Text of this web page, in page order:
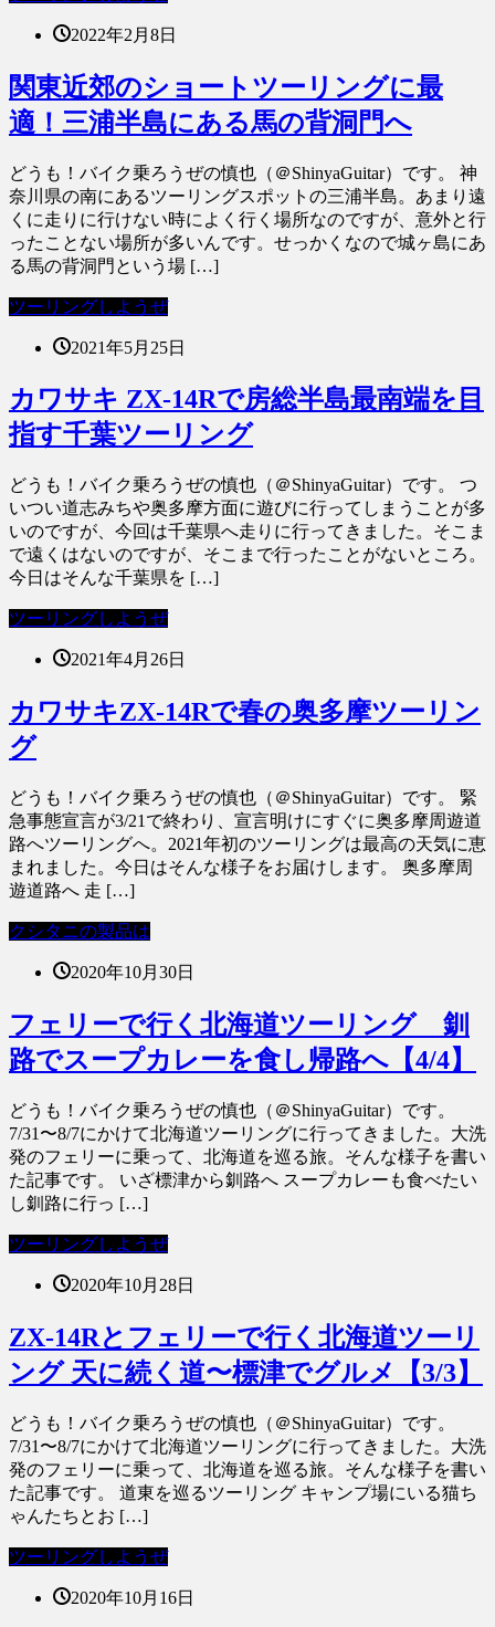
2022年2月8日
関東近郊のショートツーリングに最
適！三浦半島にある馬の背洞門へ
どうも！バイク乗ろうぜの慎也（＠ShinyaGuitar）です。 神
奈川県の南にあるツーリングスポットの三浦半島。あまり遠
くに走りに行けない時によく行く場所なのですが、意外と行
ったことない場所が多いんです。せっかくなので城ヶ島にあ
る馬の背洞門という場 […]
ツーリングしようぜ
2021年5月25日
カワサキ ZX-14Rで房総半島最南端を目
指す千葉ツーリング
どうも！バイク乗ろうぜの慎也（＠ShinyaGuitar）です。 つ
いつい道志みちや奥多摩方面に遊びに行ってしまうことが多
いのですが、今回は千葉県へ走りに行ってきました。そこま
で遠くはないのですが、そこまで行ったことがないところ。
今日はそんな千葉県を […]
ツーリングしようぜ
2021年4月26日
カワサキZX-14Rで春の奥多摩ツーリン
グ
どうも！バイク乗ろうぜの慎也（＠ShinyaGuitar）です。 緊
急事態宣言が3/21で終わり、宣言明けにすぐに奥多摩周遊道
路へツーリングへ。2021年初のツーリングは最高の天気に恵
まれました。今日はそんな様子をお届けします。 奥多摩周
遊道路へ 走 […]
クシタニの製品は
2020年10月30日
フェリーで行く北海道ツーリング 釧
路でスープカレーを食し帰路へ【4/4】
どうも！バイク乗ろうぜの慎也（＠ShinyaGuitar）です。
7/31〜8/7にかけて北海道ツーリングに行ってきました。大洗
発のフェリーに乗って、北海道を巡る旅。そんな様子を書い
た記事です。 いざ標津から釧路へ スープカレーも食べたい
し釧路に行っ […]
ツーリングしようぜ
2020年10月28日
ZX-14Rとフェリーで行く北海道ツーリ
ング 天に続く道〜標津でグルメ【3/3】
どうも！バイク乗ろうぜの慎也（＠ShinyaGuitar）です。
7/31〜8/7にかけて北海道ツーリングに行ってきました。大洗
発のフェリーに乗って、北海道を巡る旅。そんな様子を書い
た記事です。 道東を巡るツーリング キャンプ場にいる猫ち
ゃんたちとお […]
ツーリングしようぜ
2020年10月16日